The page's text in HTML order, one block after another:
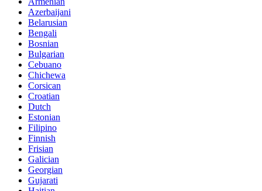
Azerbaijani
Belarusian
Bengali
Bosnian
Bulgarian
Cebuano
Chichewa
Corsican
Croatian
Dutch
Estonian
Filipino
Finnish
Frisian
Galician
Georgian
Gujarati